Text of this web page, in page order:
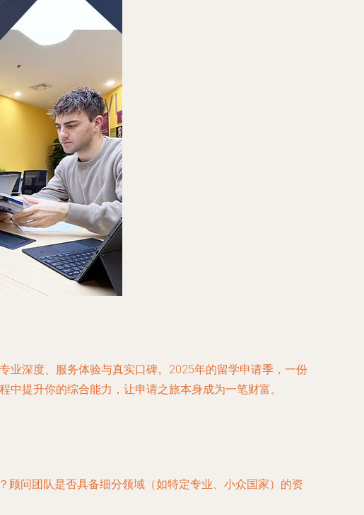
业深度、服务体验与真实口碑。2025年的留学申请季，一份
中提升你的综合能力，让申请之旅本身成为一笔财富。
顾问团队是否具备细分领域（如特定专业、小众国家）的资